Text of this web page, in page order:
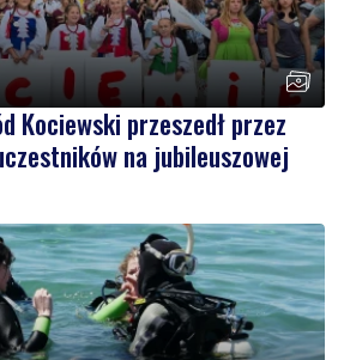
Kociewski przeszedł przez
na jubileuszowej
2